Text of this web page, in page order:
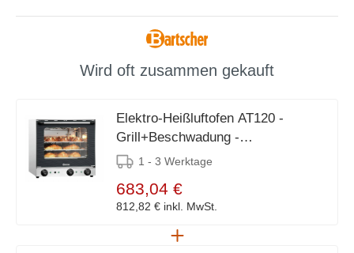
Wird oft zusammen gekauft
Elektro-Heißluftofen AT120 -
Grill+Beschwadung -
597x618x(h)570mm
1 - 3 Werktage
683,04 €
812,82 € inkl. MwSt.